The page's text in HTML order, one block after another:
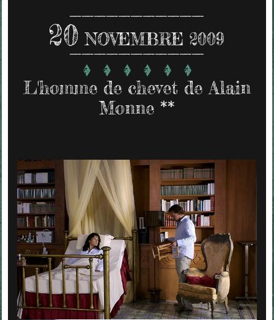
20 NOVEMBRE 2009
L'homme de chevet de Alain
Monne **